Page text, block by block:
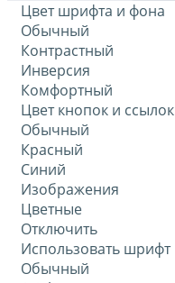
Цвет шрифта и фона
Обычный
Контрастный
Инверсия
Комфортный
Цвет кнопок и ссылок
Обычный
Красный
Синий
Изображения
Цветные
Отключить
Использовать шрифт
Обычный